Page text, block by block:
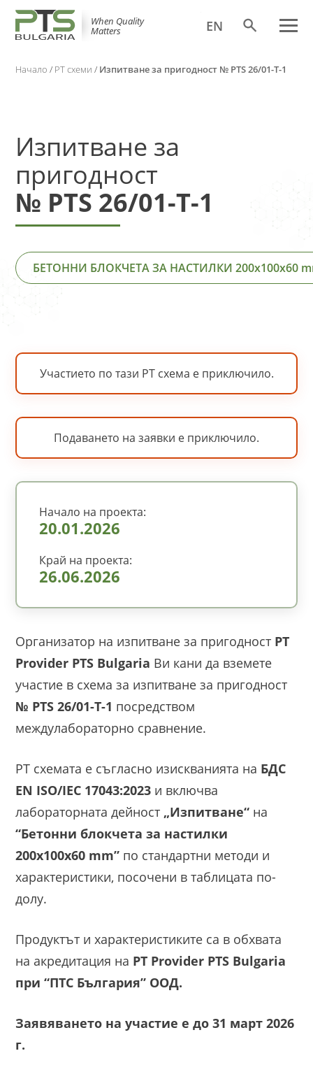
When Quality
Matters EN
Начало / PT схеми / Изпитване за пригодност № PTS 26/01-Т-1
Изпитване за
пригодност
№ PTS 26/01-Т-1
БЕТОННИ БЛОКЧЕТА ЗА НАСТИЛКИ 200x100x60
Участието по тази PT схема е приключило.
Подаването на заявки е приключило.
Начало на проекта:
20.01.2026
Край на проекта:
26.06.2026
Организатор на изпитване за пригодност PT
Provider PTS Bulgaria Ви кани да вземете
участие в схема за изпитване за пригодност
№ PTS 26/01-T-1 посредством
междулабораторно сравнение.
РТ схемата е съгласно изискванията на БДС
EN ISO/IEC 17043:2023 и включва
лабораторната дейност „Изпитване“ на
“Бетонни блокчета за настилки
200x100x60 mm” по стандартни методи и
характеристики, посочени в таблицата по-
долу.
Продуктът и характеристиките са в обхвата
на акредитация на PT Provider PTS Bulgaria
при “ПТС България” ООД.
Заявяването на участие е до 31 март 2026
г.